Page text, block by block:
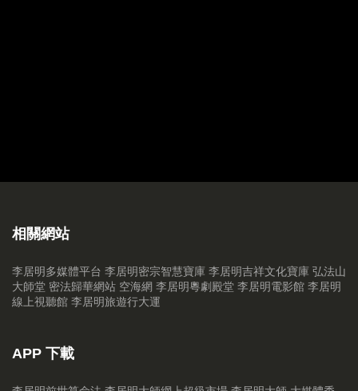
20170211 新年拆利是增財運方法
20170121 十二生肖鷄年增運法 part 1
20170106 鷄年家居風水18煞 part 2
相關網站
李居明多媒體平台 李居明密宗智慧寶庫 李居明吉祥文化寶庫 弘法山
大師堂 密法歸華網站 空海網 李居明粵劇殿堂 李居明電影館 李居明
線上視聽館 李居明旅遊行大運
APP 下載